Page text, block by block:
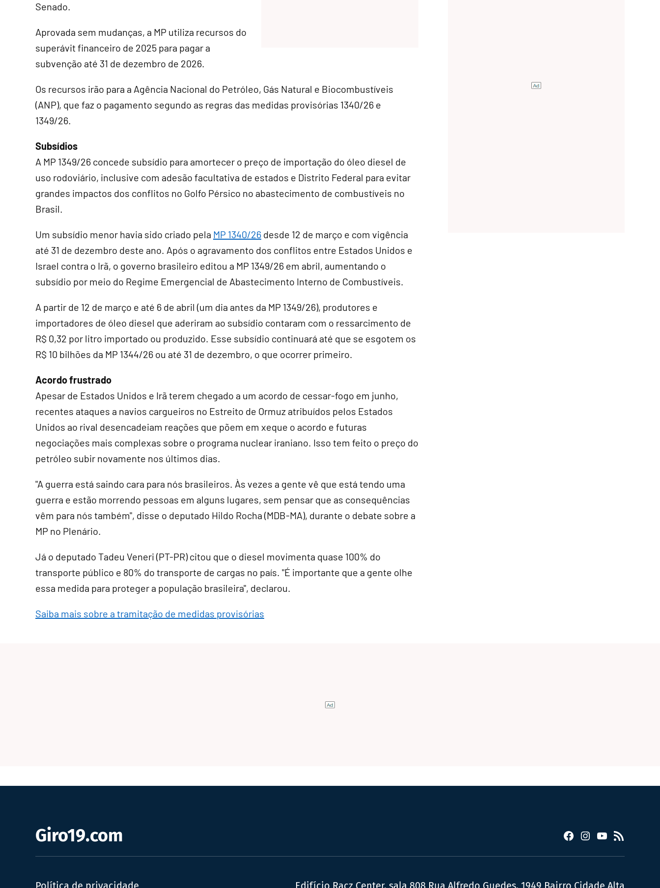
Senado.
Aprovada sem mudanças, a MP utiliza recursos do
superávit financeiro de 2025 para pagar a
subvenção até 31 de dezembro de 2026.
Os recursos irão para a Agência Nacional do Petróleo, Gás Natural e Biocombustíveis
(ANP), que faz o pagamento segundo as regras das medidas provisórias 1340/26 e
1349/26.
Subsídios
A MP 1349/26 concede subsídio para amortecer o preço de importação do óleo diesel de
uso rodoviário, inclusive com adesão facultativa de estados e Distrito Federal para evitar
grandes impactos dos conflitos no Golfo Pérsico no abastecimento de combustíveis no
Brasil.
Um subsídio menor havia sido criado pela MP 1340/26 desde 12 de março e com vigência
até 31 de dezembro deste ano. Após o agravamento dos conflitos entre Estados Unidos e
Israel contra o Irã, o governo brasileiro editou a MP 1349/26 em abril, aumentando o
subsídio por meio do Regime Emergencial de Abastecimento Interno de Combustíveis.
A partir de 12 de março e até 6 de abril (um dia antes da MP 1349/26), produtores e
importadores de óleo diesel que aderiram ao subsídio contaram com o ressarcimento de
R$ 0,32 por litro importado ou produzido. Esse subsídio continuará até que se esgotem os
R$ 10 bilhões da MP 1344/26 ou até 31 de dezembro, o que ocorrer primeiro.
Acordo frustrado
Apesar de Estados Unidos e Irã terem chegado a um acordo de cessar-fogo em junho,
recentes ataques a navios cargueiros no Estreito de Ormuz atribuídos pelos Estados
Unidos ao rival desencadeiam reações que põem em xeque o acordo e futuras
negociações mais complexas sobre o programa nuclear iraniano. Isso tem feito o preço do
petróleo subir novamente nos últimos dias.
"A guerra está saindo cara para nós brasileiros. Às vezes a gente vê que está tendo uma
guerra e estão morrendo pessoas em alguns lugares, sem pensar que as consequências
vêm para nós também", disse o deputado Hildo Rocha (MDB-MA), durante o debate sobre a
MP no Plenário.
Já o deputado Tadeu Veneri (PT-PR) citou que o diesel movimenta quase 100% do
transporte público e 80% do transporte de cargas no país. "É importante que a gente olhe
essa medida para proteger a população brasileira", declarou.
Saiba mais sobre a tramitação de medidas provisórias
Giro19.com Facebook
Instagram
YouTube
RSS
Política de privacidade Edifício Racz Center, sala 808 Rua Alfredo Guedes, 1949 Bairro Cidade Alta